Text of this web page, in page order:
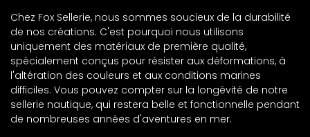
Chez Fox Sellerie, nous sommes soucieux de la durabilité
de nos créations. C'est pourquoi nous utilisons
uniquement des matériaux de première qualité,
spécialement conçus pour résister aux déformations, à
l'altération des couleurs et aux conditions marines
difficiles. Vous pouvez compter sur la longévité de notre
sellerie nautique, qui restera belle et fonctionnelle pendant
de nombreuses années d'aventures en mer.